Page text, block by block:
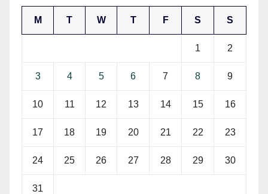
M T W T F S S
1 2
3 4 5 6 7 8 9
10 11 12 13 14 15 16
17 18 19 20 21 22 23
24 25 26 27 28 29 30
31